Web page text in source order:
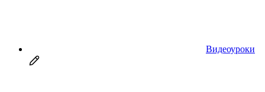
Видеоуроки